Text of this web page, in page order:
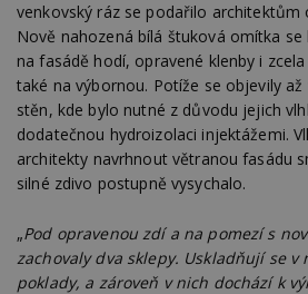
venkovský ráz se podařilo architektům
Nově nahozená bílá štuková omítka
na fasádě hodí, opravené klenby i
také na výbornou. Potíže se objevily
stěn, kde bylo nutné z důvodu jejich
dodatečnou hydroizolaci injektážemi.
architekty navrhnout větranou fasádu
silné zdivo postupně vysychalo.
„Pod opravenou zdí a na pomezí s
zachovaly dva sklepy. Uskladňují se
poklady, a zároveň v nich dochází k